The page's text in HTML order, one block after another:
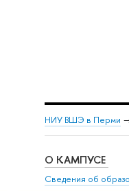
НИУ ВШЭ в Перми
О КАМПУСЕ
Сведения об